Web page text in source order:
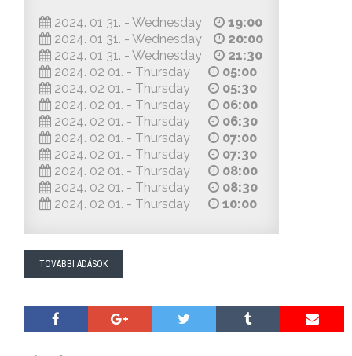
2024. 01 31. - Wednesday
19:00
2024. 01 31. - Wednesday
20:00
2024. 01 31. - Wednesday
21:30
2024. 02 01. - Thursday
05:00
2024. 02 01. - Thursday
05:30
2024. 02 01. - Thursday
06:00
2024. 02 01. - Thursday
06:30
2024. 02 01. - Thursday
07:00
2024. 02 01. - Thursday
07:30
2024. 02 01. - Thursday
08:00
2024. 02 01. - Thursday
08:30
2024. 02 01. - Thursday
10:00
TOVÁBBI ADÁSOK